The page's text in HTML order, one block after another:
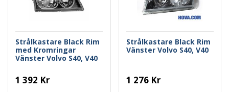
Strålkastare Black Rim
med Kromringar
Vänster Volvo S40, V40
1 392 Kr
Strålkastare Black Rim
Vänster Volvo S40, V40
1 276 Kr